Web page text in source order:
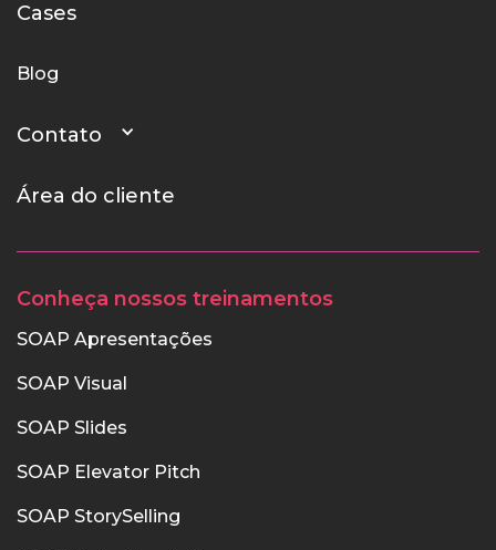
Cases
Blog
Contato
Área do cliente
Conheça nossos treinamentos
SOAP Apresentações
SOAP Visual
SOAP Slides
SOAP Elevator Pitch
SOAP StorySelling